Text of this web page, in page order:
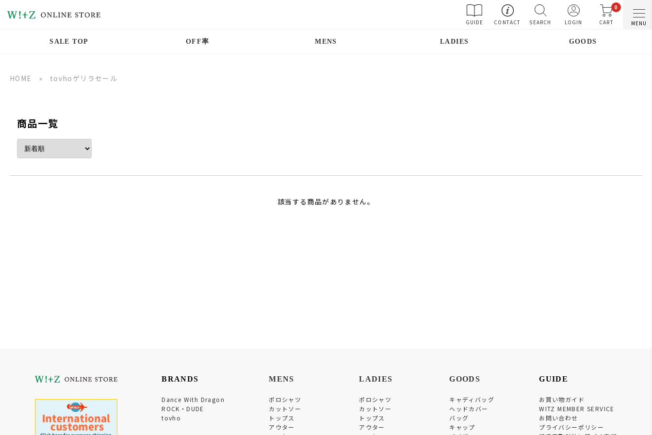
GUIDE CONTACT SEARCH LOGIN
0
CART MENU
SALE TOP OFF率 MENS LADIES GOODS
HOME » tovhoゲリラセール
商品一覧
該当する商品がありません。
BRANDS
Dance With Dragon
ROCK・DUDE
tovho
MENS
ポロシャツ
カットソー
トップス
アウター
LADIES
ポロシャツ
カットソー
トップス
アウター
GOODS
キャディバッグ
ヘッドカバー
バッグ
キャップ
GUIDE
お買い物ガイド
WITZ MEMBER SERVICE
お問い合わせ
プライバシーポリシー